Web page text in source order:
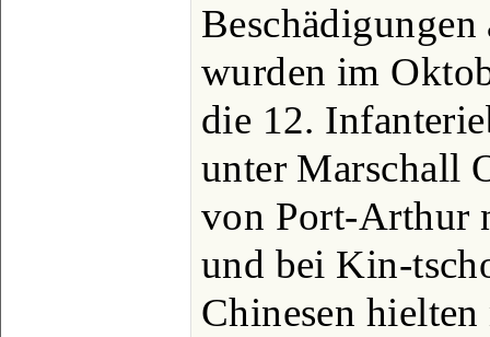
Beschädigungen
wurden im
die 12.
unter Marschall
von Port-Arthur
und bei Kin-
Chinesen